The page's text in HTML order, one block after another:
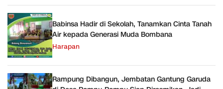
Babinsa Hadir di Sekolah, Tanamkan Cinta Tanah
Air kepada Generasi Muda Bombana
Harapan
Rampung Dibangun, Jembatan Gantung Garuda